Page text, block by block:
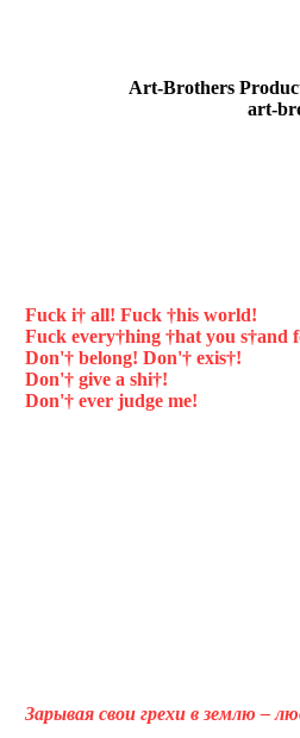
Art-Brothers
art-
Fuck i† all! Fuck †his world!
Fuck every†hing †hat you s†and
Don'† belong! Don'† exis†!
Don'† give a shi†!
Don'† ever judge me!
Зарывая свои грехи в землю –